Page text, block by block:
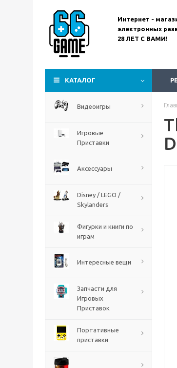
Интернет -
электронных
28 ЛЕТ С ВАМИ!
КАТАЛОГ
Видеоигры
Игровые
Приставки
Аксессуары
Disney / LEGO /
Skylanders
Фигурки и книги по
играм
Интересные вещи
Запчасти для
Игровых
Приставок
Портативные
приставки
The Blood of Dawnwalker